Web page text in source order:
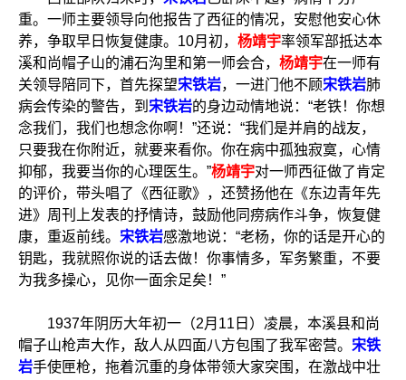
重。一师主要领导向他报告了西征的情况，安慰他安心休
养，争取早日恢复健康。10月初， 杨靖宇率领军部抵达本
溪和尚帽子山的浦石沟里和第一师会合， 杨靖宇在一师有
关领导陪同下，首先探望宋铁岩，一进门他不顾宋铁岩肺
病会传染的警告，到 宋铁岩的身边动情地说：“老铁！你想
念我们，我们也想念你啊！”还说：“我们是并肩的战友，
只要我在你附近，就要来看你。你在病中孤独寂寞，心情
抑郁，我要当你的心理医生。”杨靖宇对一师西征做了肯定
的评价，带头唱了《西征歌》，还赞扬他在《东边青年先
进》周刊上发表的抒情诗，鼓励他同痨病作斗争，恢复健
康，重返前线。 宋铁岩感激地说：“老杨，你的话是开心的
钥匙，我就照你说的话去做！你事情多，军务繁重，不要
为我多操心，见你一面余足矣！”
1937年阴历大年初一（2月11日）凌晨，本溪县和尚
帽子山枪声大作，敌人从四面八方包围了我军密营。 宋铁
岩手使匣枪，拖着沉重的身体带领大家突围，在激战中壮